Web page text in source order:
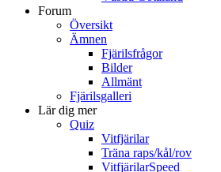
Forum
Översikt
Ämnen
Fjärilsfrågor
Bilder
Allmänt
Fjärilsgalleri
Lär dig mer
Quiz
Vitfjärilar
Träna raps/kål/rov
VitfjärilarSpeed